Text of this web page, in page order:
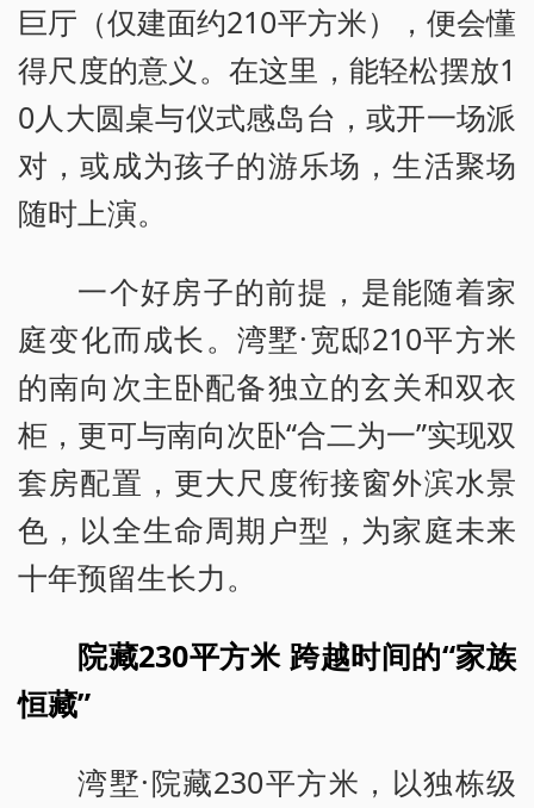
巨厅（仅建面约210平方米），便会懂
得尺度的意义。在这里，能轻松摆放1
0人大圆桌与仪式感岛台，或开一场派
对，或成为孩子的游乐场，生活聚场
随时上演。
一个好房子的前提，是能随着家
庭变化而成长。湾墅·宽邸210平方米
的南向次主卧配备独立的玄关和双衣
柜，更可与南向次卧“合二为一”实现双
套房配置，更大尺度衔接窗外滨水景
色，以全生命周期户型，为家庭未来
十年预留生长力。
院藏230平方米 跨越时间的“家族
恒藏”
湾墅·院藏230平方米，以独栋级